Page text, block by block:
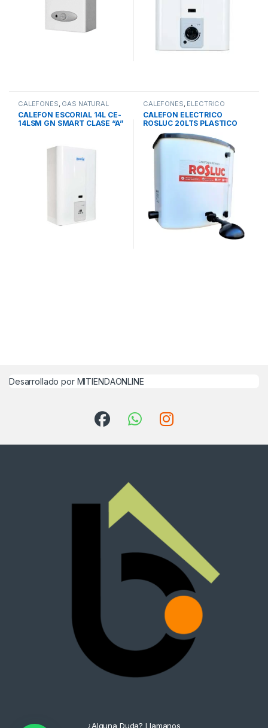
CALEFONES, GAS NATURAL
CALEFON ESCORIAL 14L CE-
14LSM GN SMART CLASE “A”
CALEFONES, ELECTRICO
CALEFON ELECTRICO
ROSLUC 20LTS PLASTICO
RESISTENCIA
BRONCE4MPV2
Desarrollado por MITIENDAONLINE
¿Alguna Duda? Llamanos